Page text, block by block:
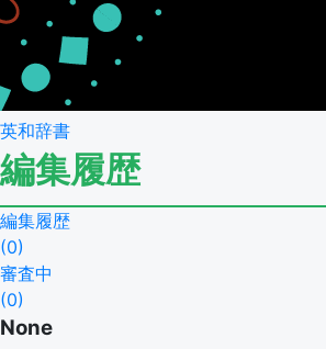
英和辞書
編集履歴
編集履歴
(0)
審査中
(0)
None